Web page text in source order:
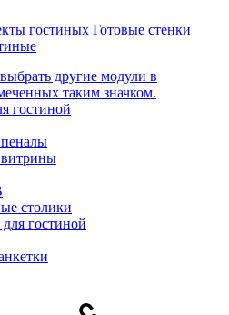
гостиных Готовые стенки
другие модули в
таким значком.
гостиной
столики
гостиной